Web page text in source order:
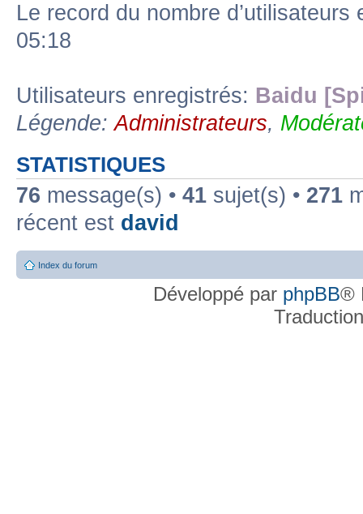
Le record du nombre
05:18
Utilisateurs enregistrés: Baidu
Légende:Administrateurs,
STATISTIQUES
76 message(s) • 41 sujet(s) • 271
récent est david
Index du forum
Développé par phpBB®